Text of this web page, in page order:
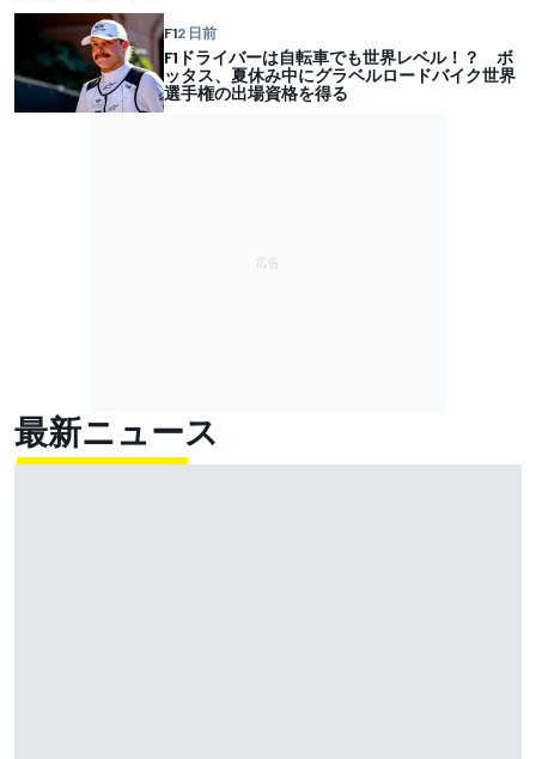
F12 日前
F1ドライバーは自転車でも世界レベル！？ ボ
ッタス、夏休み中にグラベルロードバイク世界
選手権の出場資格を得る
最新ニュース